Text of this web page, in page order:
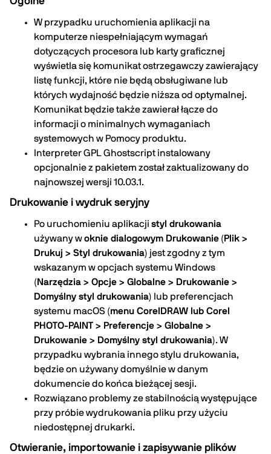
W przypadku uruchomienia aplikacji na
komputerze niespełniającym wymagań
dotyczących procesora lub karty graficznej
wyświetla się komunikat ostrzegawczy zawierający
listę funkcji, które nie będą obsługiwane lub
których wydajność będzie niższa od optymalnej.
Komunikat będzie także zawierał łącze do
informacji o minimalnych wymaganiach
systemowych w Pomocy produktu.
Interpreter GPL Ghostscript instalowany
opcjonalnie z pakietem został zaktualizowany do
najnowszej wersji 10.03.1.
Drukowanie i wydruk seryjny
Po uruchomieniu aplikacji styl drukowania
używany woknie dialogowym Drukowanie (Plik >
Drukuj > Styl drukowania) jest zgodny z tym
wskazanym w opcjach systemu Windows
(Narzędzia > Opcje > Globalne > Drukowanie >
Domyślny styl drukowania) lub preferencjach
systemu macOS (menu CorelDRAW lub Corel
PHOTO-PAINT > Preferencje > Globalne >
Drukowanie > Domyślny styl drukowania). W
przypadku wybrania innego stylu drukowania,
będzie on używany domyślnie w danym
dokumencie do końca bieżącej sesji.
Rozwiązano problemy ze stabilnością występujące
przy próbie wydrukowania pliku przy użyciu
niedostępnej drukarki.
Otwieranie, importowanie i zapisywanie plików